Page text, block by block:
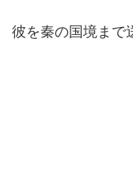
彼を秦の国境まで